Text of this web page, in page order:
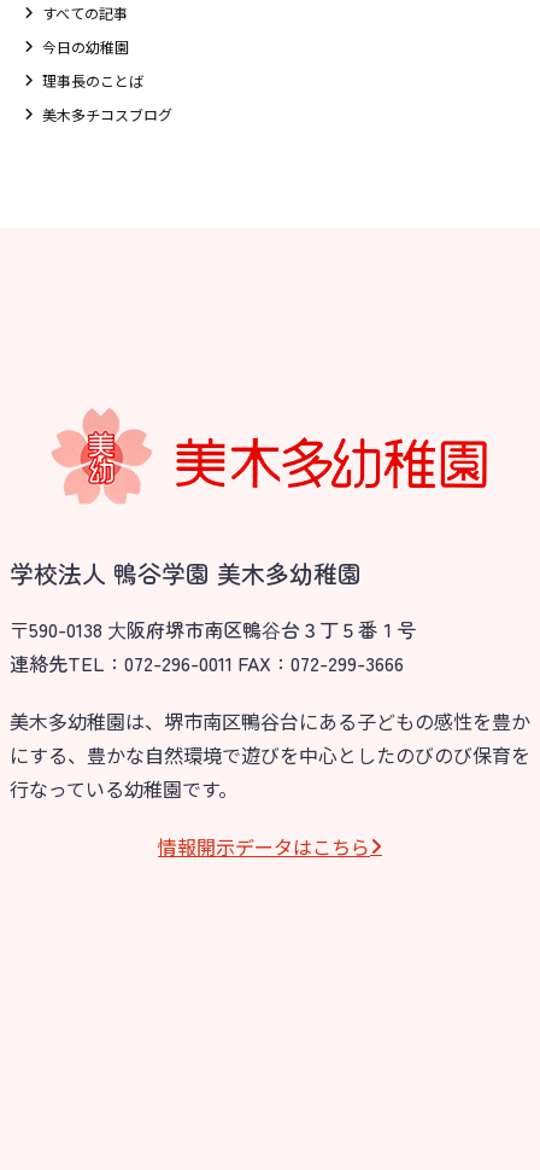
すべての記事
今日の幼稚園
理事長のことば
美木多チコスブログ
学校法人 鴨谷学園 美木多幼稚園
〒590-0138 ⼤阪府堺市南区鴨⾕台３丁５番１号
連絡先TEL：072-296-0011 FAX：072-299-3666
美木多幼稚園は、堺市南区鴨谷台にある子どもの感性を豊か
にする、豊かな自然環境で遊びを中心としたのびのび保育を
行なっている幼稚園です。
情報開⽰データはこちら